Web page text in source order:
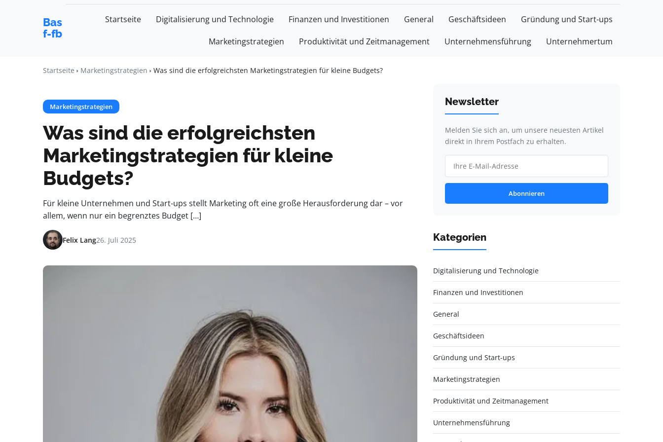
Bas
f-fb
Startseite Digitalisierung und Technologie Finanzen und Investitionen General Geschäftsideen Gründung und Start-ups
Marketingstrategien Produktivität und Zeitmanagement Unternehmensführung Unternehmertum
Startseite Marketingstrategien Was sind die erfolgreichsten Marketingstrategien für kleine Budgets?
Marketingstrategien
Was sind die erfolgreichsten
Marketingstrategien für kleine
Budgets?
Für kleine Unternehmen und Start-ups stellt Marketing oft eine große Herausforderung dar – vor
allem, wenn nur ein begrenztes Budget […]
Felix Lang26. Juli 2025
Newsletter
Melden Sie sich an, um unsere neuesten Artikel
direkt in Ihrem Postfach zu erhalten.
Abonnieren
Kategorien
Digitalisierung und Technologie
Finanzen und Investitionen
General
Geschäftsideen
Gründung und Start-ups
Marketingstrategien
Produktivität und Zeitmanagement
Unternehmensführung